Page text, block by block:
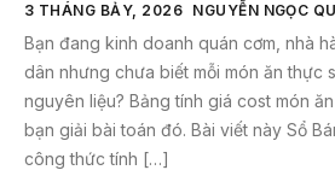
3 THÁNG BẢY, 2026 NGUYỄN NGỌC
Bạn đang kinh doanh quán cơm, nhà
dân nhưng chưa biết mỗi món ăn thực
nguyên liệu? Bảng tính giá cost món
bạn giải bài toán đó. Bài viết này Sổ
công thức tính […]